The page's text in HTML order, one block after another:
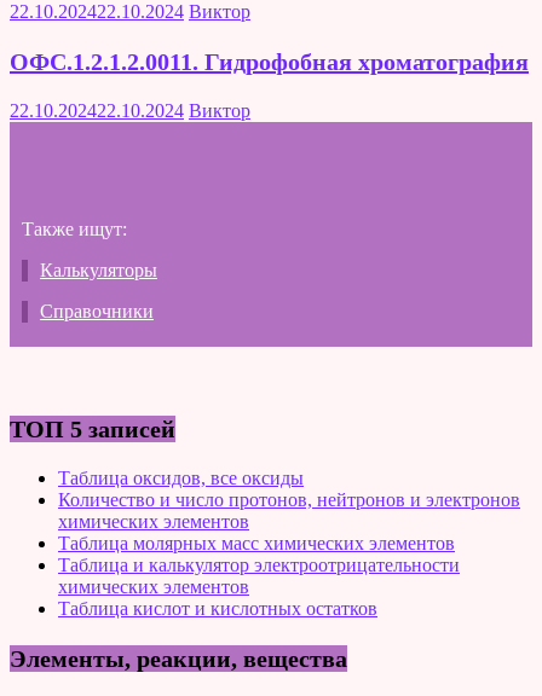
22.10.202422.10.2024 Виктор
ОФС.1.2.1.2.0011. Гидрофобная хроматография
22.10.202422.10.2024 Виктор
Также ищут:
Калькуляторы
Справочники
ТОП 5 записей
Таблица оксидов, все оксиды
Количество и число протонов, нейтронов и электронов
химических элементов
Таблица молярных масс химических элементов
Таблица и калькулятор электроотрицательности
химических элементов
Таблица кислот и кислотных остатков
Элементы, реакции, вещества